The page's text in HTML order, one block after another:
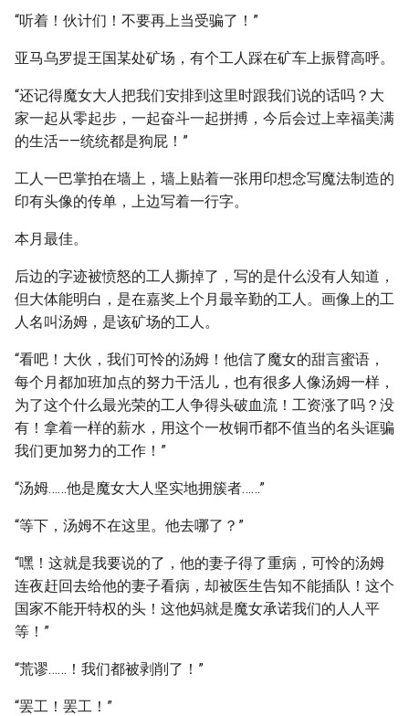
“听着！伙计们！不要再上当受骗了！”
亚马乌罗提王国某处矿场，有个工人踩在矿车上振臂高呼。
“还记得魔女大人把我们安排到这里时跟我们说的话吗？大
家一起从零起步，一起奋斗一起拼搏，今后会过上幸福美满
的生活——统统都是狗屁！”
工人一巴掌拍在墙上，墙上贴着一张用印想念写魔法制造的
印有头像的传单，上边写着一行字。
本月最佳。
后边的字迹被愤怒的工人撕掉了，写的是什么没有人知道，
但大体能明白，是在嘉奖上个月最辛勤的工人。画像上的工
人名叫汤姆，是该矿场的工人。
“看吧！大伙，我们可怜的汤姆！他信了魔女的甜言蜜语，
每个月都加班加点的努力干活儿，也有很多人像汤姆一样，
为了这个什么最光荣的工人争得头破血流！工资涨了吗？没
有！拿着一样的薪水，用这个一枚铜币都不值当的名头诓骗
我们更加努力的工作！”
“汤姆……他是魔女大人坚实地拥簇者……”
“等下，汤姆不在这里。他去哪了？”
“嘿！这就是我要说的了，他的妻子得了重病，可怜的汤姆
连夜赶回去给他的妻子看病，却被医生告知不能插队！这个
国家不能开特权的头！这他妈就是魔女承诺我们的人人平
等！”
“荒谬……！我们都被剥削了！”
“罢工！罢工！”